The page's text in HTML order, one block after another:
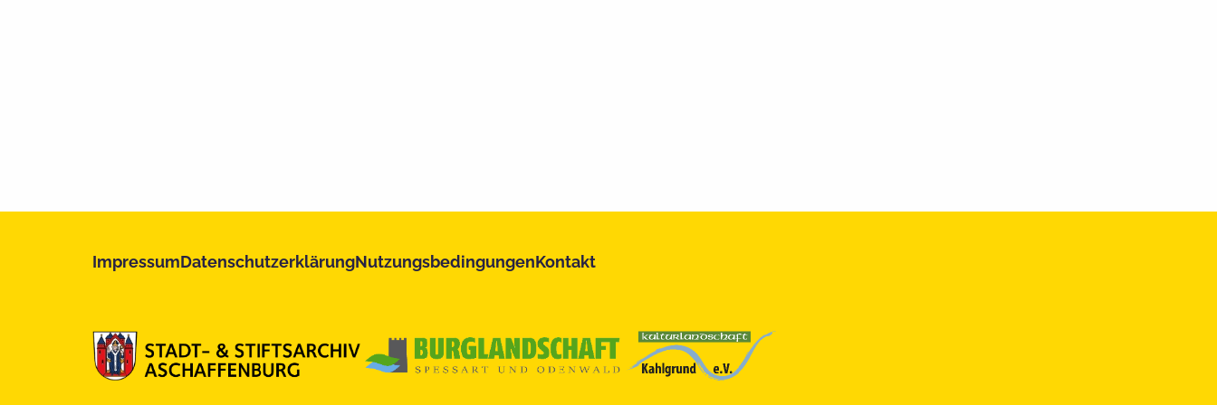
ImpressumDatenschutzerklärungNutzungsbedingungenKontakt